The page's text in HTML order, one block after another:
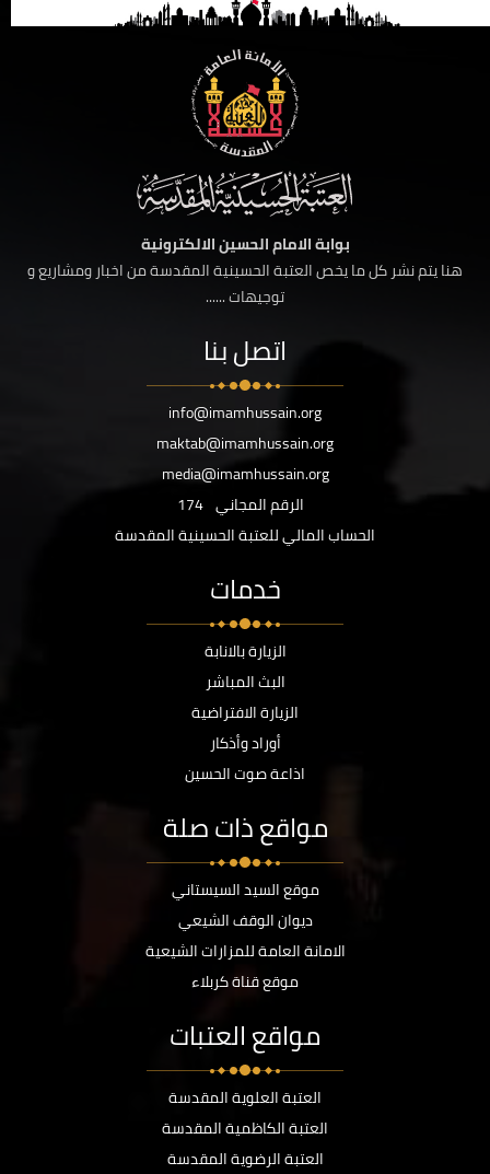
بوابة الامام الحسين الالكترونية
هنا يتم نشر كل ما يخص العتبة الحسينية المقدسة من اخبار ومشاريع و
توجيهات ......
اتصل بنا
info@imamhussain.org
maktab@imamhussain.org
media@imamhussain.org
الرقم المجاني 174
الحساب المالي للعتبة الحسينية المقدسة
خدمات
الزيارة بالانابة
البث المباشر
الزيارة الافتراضية
أوراد وأذكار
اذاعة صوت الحسين
مواقع ذات صلة
موقع السيد السيستاني
ديوان الوقف الشيعي
الامانة العامة للمزارات الشيعية
موقع قناة كربلاء
مواقع العتبات
العتبة العلوية المقدسة
العتبة الكاظمية المقدسة
العتبة الرضوية المقدسة